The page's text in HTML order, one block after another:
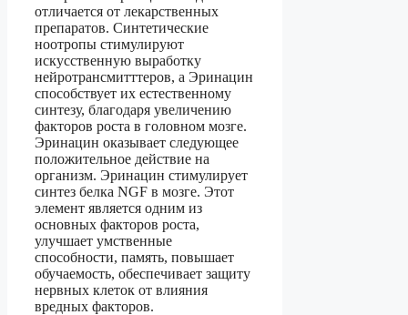
отличается от лекарственных
препаратов. Синтетические
ноотропы стимулируют
искусственную выработку
нейротрансмитттеров, а Эринацин
способствует их естественному
синтезу, благодаря увеличению
факторов роста в головном мозге.
Эринацин оказывает следующее
положительное действие на
организм. Эринацин стимулирует
синтез белка NGF в мозге. Этот
элемент является одним из
основных факторов роста,
улучшает умственные
способности, память, повышает
обучаемость, обеспечивает защиту
нервных клеток от влияния
вредных факторов.